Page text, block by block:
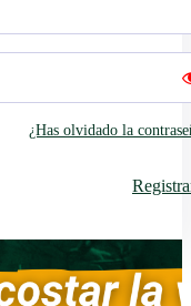
¿Has olvidado la